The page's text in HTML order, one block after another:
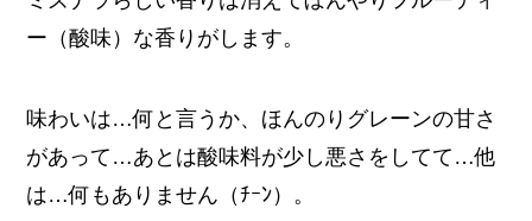
ー（酸味）な香りがします。
味わいは…何と言うか、ほんのりグレーンの甘さ
があって…あとは酸味料が少し悪さをしてて…他
は…何もありません（ﾁｰﾝ）。